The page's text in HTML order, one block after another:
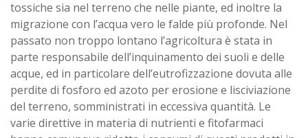
tossiche sia nel terreno che nelle piante, ed inoltre la
migrazione con l’acqua vero le falde più profonde. Nel
passato non troppo lontano l’agricoltura è stata in
parte responsabile dell’inquinamento dei suoli e delle
acque, ed in particolare dell’eutrofizzazione dovuta alle
perdite di fosforo ed azoto per erosione e lisciviazione
del terreno, somministrati in eccessiva quantità. Le
varie direttive in materia di nutrienti e fitofarmaci